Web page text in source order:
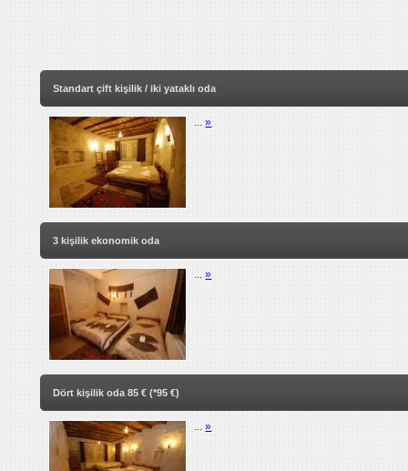
Standart çift kişilik / iki yataklı oda
...»
3 kişilik ekonomik oda
...»
Dört kişilik oda 85 € (*95 €)
...»